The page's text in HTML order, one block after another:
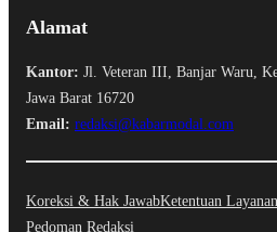
Alamat
Kantor: Jl. Veteran III, Banjar Waru,
Jawa Barat 16720
Email: redaksi@kabarmodal.com
Koreksi & Hak JawabKetentuan Layanan
Pedoman Redaksi